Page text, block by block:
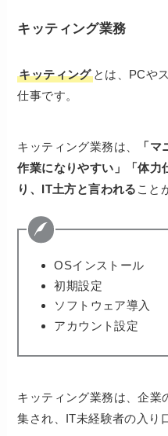
キッティング業務
キッティングとは、PCや
仕事です。
キッティング業務は、
「
作業になりやすい」「体力
り、IT土方と言われる こと
OSインストール
初期設定
ソフトウェア導入
アカウント設定
キッティング業務は、企業
集され、IT未経験者の入り